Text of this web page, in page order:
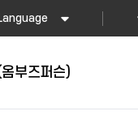
부즈퍼슨)